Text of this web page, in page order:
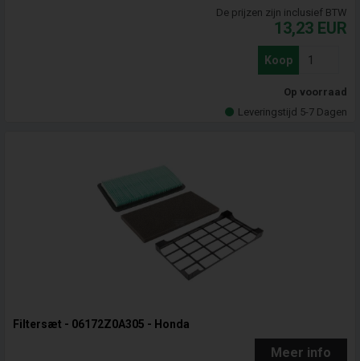
De prijzen zijn inclusief BTW
13,23 EUR
Koop
Op voorraad
Leveringstijd 5-7 Dagen
Filtersæt - 06172Z0A305 - Honda
Meer info